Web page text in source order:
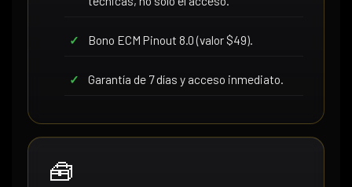
Bono ECM Pinout 8.0 (valor $49).
Garantía de 7 días y acceso inmediato.
🧰